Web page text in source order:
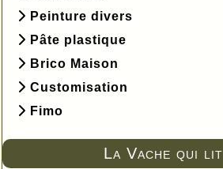
Peinture divers
Pâte plastique
Brico Maison
Customisation
Fimo
La Vache qui lit